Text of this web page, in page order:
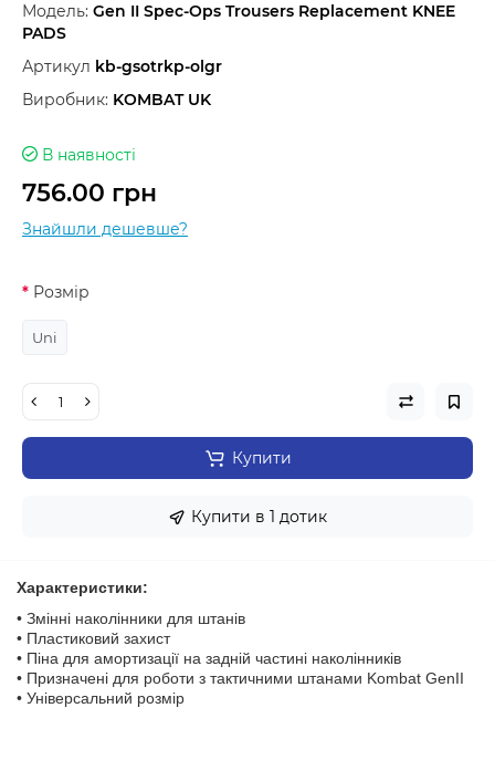
Модель: Gen II Spec-Ops Trousers Replacement KNEE
PADS
Артикул kb-gsotrkp-olgr
Виробник: KOMBAT UK
В наявності
756.00 грн
Знайшли дешевше?
Розмір
Uni
Купити
Купити в 1 дотик
Характеристики:
• Змінні наколінники для штанів
• Пластиковий захист
• Піна для амортизації на задній частині наколінників
• Призначені для роботи з тактичними штанами Kombat GenII
• Універсальний розмір